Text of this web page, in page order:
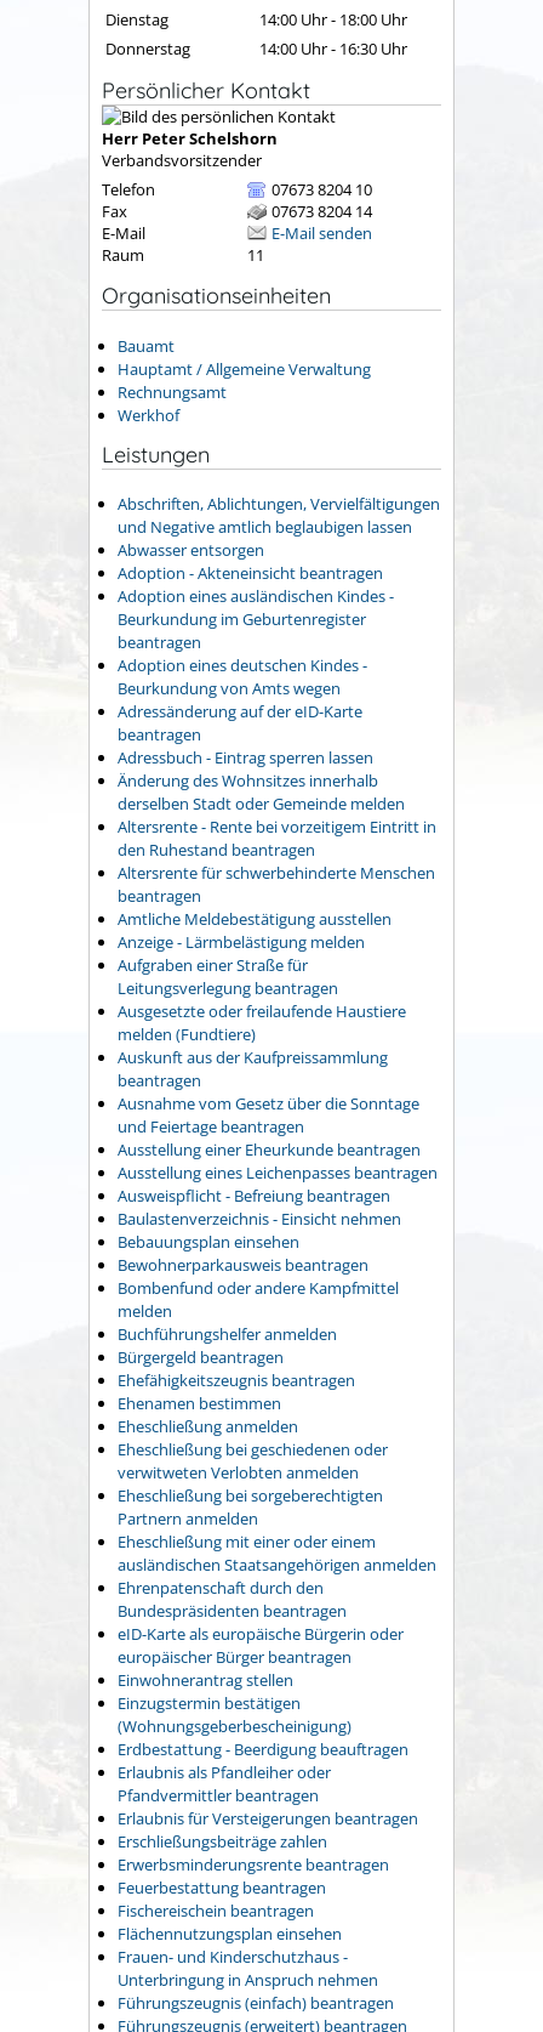
Dienstag
14:00 Uhr- 18:00 Uhr
Donnerstag
14:00 Uhr- 16:30 Uhr
Persönlicher Kontakt
Herr PeterSchelshorn
Verbandsvorsitzender
Telefon
07673 8204 10
Fax
07673 8204 14
E-Mail
E-Mail senden
Raum
11
Organisationseinheiten
Bauamt
Hauptamt / Allgemeine Verwaltung
Rechnungsamt
Werkhof
Leistungen
Abschriften, Ablichtungen, Vervielfältigungen
und Negative amtlich beglaubigen lassen
Abwasser entsorgen
Adoption - Akteneinsicht beantragen
Adoption eines ausländischen Kindes -
Beurkundung im Geburtenregister
beantragen
Adoption eines deutschen Kindes -
Beurkundung von Amts wegen
Adressänderung auf der eID-Karte
beantragen
Adressbuch - Eintrag sperren lassen
Änderung des Wohnsitzes innerhalb
derselben Stadt oder Gemeinde melden
Altersrente - Rente bei vorzeitigem Eintritt in
den Ruhestand beantragen
Altersrente für schwerbehinderte Menschen
beantragen
Amtliche Meldebestätigung ausstellen
Anzeige - Lärmbelästigung melden
Aufgraben einer Straße für
Leitungsverlegung beantragen
Ausgesetzte oder freilaufende Haustiere
melden (Fundtiere)
Auskunft aus der Kaufpreissammlung
beantragen
Ausnahme vom Gesetz über die Sonntage
und Feiertage beantragen
Ausstellung einer Eheurkunde beantragen
Ausstellung eines Leichenpasses beantragen
Ausweispflicht - Befreiung beantragen
Baulastenverzeichnis - Einsicht nehmen
Bebauungsplan einsehen
Bewohnerparkausweis beantragen
Bombenfund oder andere Kampfmittel
melden
Buchführungshelfer anmelden
Bürgergeld beantragen
Ehefähigkeitszeugnis beantragen
Ehenamen bestimmen
Eheschließung anmelden
Eheschließung bei geschiedenen oder
verwitweten Verlobten anmelden
Eheschließung bei sorgeberechtigten
Partnern anmelden
Eheschließung mit einer oder einem
ausländischen Staatsangehörigen anmelden
Ehrenpatenschaft durch den
Bundespräsidenten beantragen
eID-Karte als europäische Bürgerin oder
europäischer Bürger beantragen
Einwohnerantrag stellen
Einzugstermin bestätigen
(Wohnungsgeberbescheinigung)
Erdbestattung - Beerdigung beauftragen
Erlaubnis als Pfandleiher oder
Pfandvermittler beantragen
Erlaubnis für Versteigerungen beantragen
Erschließungsbeiträge zahlen
Erwerbsminderungsrente beantragen
Feuerbestattung beantragen
Fischereischein beantragen
Flächennutzungsplan einsehen
Frauen- und Kinderschutzhaus -
Unterbringung in Anspruch nehmen
Führungszeugnis (einfach) beantragen
Führungszeugnis (erweitert) beantragen